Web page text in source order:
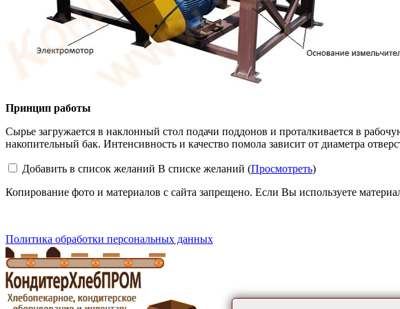
Принцип работы
Сырье загружается в наклонный стол подачи поддонов и проталкивается в
накопительный бак. Интенсивность и качество помола зависит от диаметра
Добавить в список желаний В списке желаний (Просмотреть)
Копирование фото и материалов с сайта запрещено. Если Вы используете
Политика обработки персональных данных